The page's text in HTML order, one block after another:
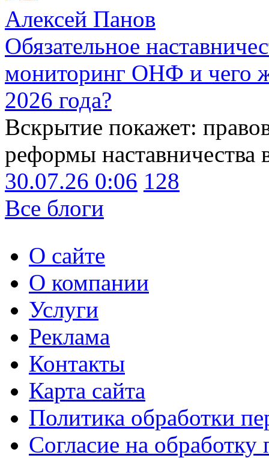
Алексей Панов
Обязательное
мониторинг ОНФ и чего
2026 года?
Вскрытие покажет:
реформы наставничества
30.07.26 0:06 128
Все блоги
О сайте
О компании
Услуги
Реклама
Контакты
Карта сайта
Политика обработки
Согласие на